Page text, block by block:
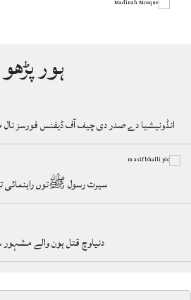
ہور پڑھو
انڈونیشیا دے صدر دی چیف آف ڈیفنس فورسز نال
سیرت رسول ﷺتوں راہنمائی
دنیاوچ قتل ہون والے